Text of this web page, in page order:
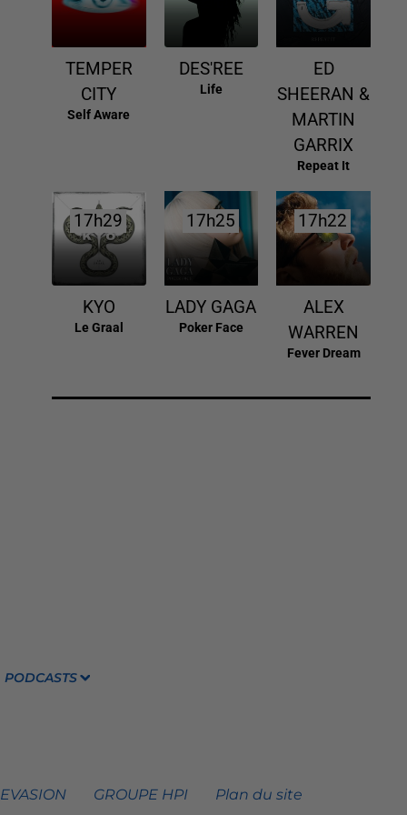
TEMPER
CITY
Self Aware
DES'REE
Life
ED
SHEERAN &
MARTIN
GARRIX
Repeat It
17h29
17h29
KYO
Le Graal
17h25
17h25
LADY GAGA
Poker Face
17h22
17h22
ALEX
WARREN
Fever Dream
PODCASTS
GROUPE HPI Plan du site